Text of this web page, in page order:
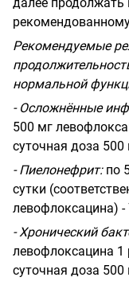
Рекомендуемые
нормальной
- Осложнённые
500 мг
суточная доза
- Пиелонефрит:по
сутки
левофлоксацина) -
- Хронический
левофлоксацина 1
суточная доза